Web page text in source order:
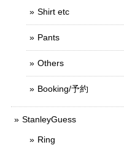
Shirt etc
Pants
Others
Booking/予約
StanleyGuess
Ring